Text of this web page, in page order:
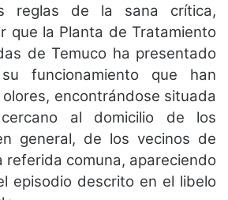
reglas de la sana crítica,
que la Planta de Tratamiento
de Temuco ha presentado
funcionamiento que han
encontrándose situada
al domicilio de los
general, de los vecinos de
referida comuna, apareciendo
episodio descrito en el libelo